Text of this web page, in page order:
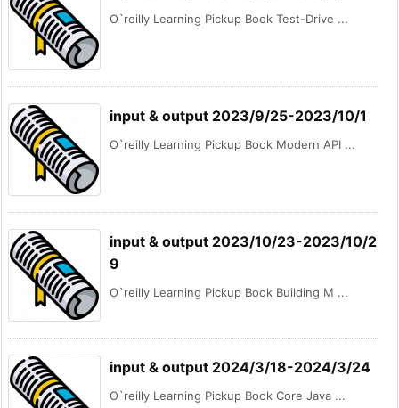
O`reilly Learning Pickup Book Test-Drive ...
input & output 2023/9/25-2023/10/1
O`reilly Learning Pickup Book Modern API ...
input & output 2023/10/23-2023/10/2
9
O`reilly Learning Pickup Book Building M ...
input & output 2024/3/18-2024/3/24
O`reilly Learning Pickup Book Core Java ...